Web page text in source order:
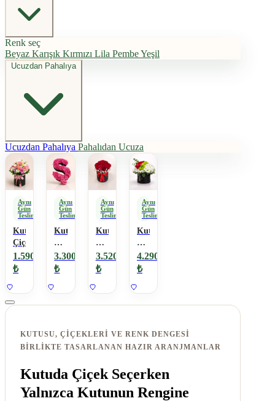
Renk seç
Beyaz Karışık Kırmızı Lila PembeYeşil
Ucuzdan Pahalıya
Ucuzdan Pahalıya Pahalıdan Ucuza
Aynı
Gün
Teslimat
Kutuda
Çiçek
1.590
₺
Aynı
Gün
Teslimat
Kutuda
Ş
Harfi
Çiçek
3.300
₺
Aynı
Gün
Teslimat
Kutuda
Gül
Kırmızı
3.520
₺
Aynı
Gün
Teslimat
Kutuda
Gül
Papatya
4.290
₺
KUTUSU, ÇIÇEKLERI VE RENK DENGESI
BIRLIKTE TASARLANAN HAZIR ARANJMANLAR
Kutuda Çiçek Seçerken
Yalnızca Kutunun Rengine